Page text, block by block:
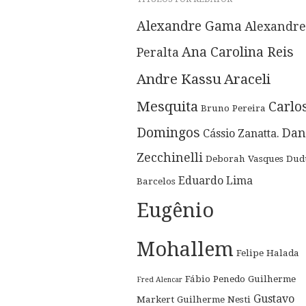
Alexandre Gama Alexandre
Peralta Ana Carolina Reis
Andre Kassu Araceli
Mesquita Bruno Pereira
Domingos Cássio Zanatta. Dan
Zecchinelli Deborah Vasques
Barcelos Eduardo Lima
Eugênio
Mohallem Felipe Halada
Fred Alencar Fábio Penedo Guilherme
Markert Guilherme Nesti Gustavo